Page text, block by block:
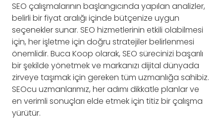
SEO çalışmalarının başlangıcında yapılan analizler,
belirli bir fiyat aralığı içinde bütçenize uygun
seçenekler sunar. SEO hizmetlerinin etkili olabilmesi
için, her işletme için doğru stratejiler belirlenmesi
önemlidir. Buca Koop olarak, SEO sürecinizi başarılı
bir şekilde yönetmek ve markanızı dijital dünyada
zirveye taşımak için gereken tüm uzmanlığa sahibiz.
SEOcu uzmanlarımız, her adımı dikkatle planlar ve
en verimli sonuçları elde etmek için titiz bir çalışma
yürütür.